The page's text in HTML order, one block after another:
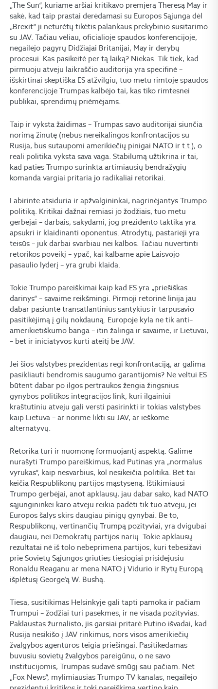
„The Sun“, kuriame aršiai kritikavo premjerą Theresą May ir
sakė, kad taip prastai derėdamasi su Europos Sąjunga dėl
„Brexit“ ji neturėtų tikėtis palankaus prekybinio susitarimo
su JAV. Tačiau vėliau, oficialioje spaudos konferencijoje,
negailėjo pagyrų Didžiajai Britanijai, May ir derybų
procesui. Kas pasikeitė per tą laiką? Niekas. Tik tiek, kad
pirmuoju atveju laikraščio auditorija yra specifinė –
išskirtinai skeptiška ES atžvilgiu; tuo metu rimtoje spaudos
konferencijoje Trumpas kalbėjo tai, kas tiko rimtesnei
publikai, sprendimų priėmėjams.
Taip ir vyksta žaidimas – Trumpas savo auditorijai siunčia
norimą žinutę (nebus nereikalingos konfrontacijos su
Rusija, bus sutaupomi amerikiečių pinigai NATO ir t.t.), o
reali politika vyksta sava vaga. Stabilumą užtikrina ir tai,
kad paties Trumpo surinkta artimiausių bendražygių
komanda vargiai pritaria jo radikaliai retorikai.
Labirinte atsiduria ir apžvalgininkai, nagrinėjantys Trumpo
politiką. Kritikai dažnai remiasi jo žodžiais, tuo metu
gerbėjai – darbais, sakydami, jog prezidento taktika yra
apsukri ir klaidinanti oponentus. Atrodytų, pastarieji yra
teisūs – juk darbai svarbiau nei kalbos. Tačiau nuvertinti
retorikos poveikį – ypač, kai kalbame apie Laisvojo
pasaulio lyderį – yra grubi klaida.
Tokie Trumpo pareiškimai kaip kad ES yra „priešiškas
darinys“ – savaime reikšmingi. Pirmoji retorinė linija jau
dabar pasiuntė transatlantinius santykius ir tarpusavio
pasitikėjimą į gilų nokdauną. Europoje kyla ne tik anti–
amerikietiškumo banga – itin žalinga ir savaime, ir Lietuvai,
– bet ir iniciatyvos kurti ateitį be JAV.
Jei šios valstybės prezidentas regi konfrontaciją, ar galima
pasikliauti bendromis saugumo garantijomis? Ne veltui ES
būtent dabar po ilgos pertraukos žengia žingsnius
gynybos politikos integracijos link, kuri ilgainiui
kraštutiniu atveju gali versti pasirinkti ir tokias valstybes
kaip Lietuva – ar norime likti su JAV, ar ieškome
alternatyvų.
Retorika turi ir nuomonę formuojantį aspektą. Galime
nurašyti Trumpo pareiškimus, kad Putinas yra „normalus
vyrukas“, kaip nesvarbius, kol nesikeičia politika. Bet tai
keičia Respublikonų partijos mąstyseną. Ištikimiausi
Trumpo gerbėjai, anot apklausų, jau dabar sako, kad NATO
sąjungininkei karo atveju reikia padėti tik tuo atveju, jei
Europos šalys skirs daugiau pinigų gynybai. Be to,
Respublikonų, vertinančių Trumpą pozityviai, yra dvigubai
daugiau, nei Demokratų partijos narių. Tokie apklausų
rezultatai nė iš tolo nebeprimena partijos, kuri tebesižavi
prie Sovietų Sąjungos griūties tiesiogiai prisidėjusiu
Ronaldu Reaganu ar mena NATO į Vidurio ir Rytų Europą
išplėtusį George‘ą W. Bushą.
Tiesa, susitikimas Helsinkyje gali tapti pamoka ir pačiam
Trumpui – žodžiai turi pasekmes, ir ne visada pozityvias.
Paklaustas žurnalisto, jis garsiai pritarė Putino išvadai, kad
Rusija nesikišo į JAV rinkimus, nors visos amerikiečių
žvalgybos agentūros teigia priešingai. Pasitikėdamas
buvusiu sovietų žvalgybos pareigūnu, o ne savo
institucijomis, Trumpas sudavė smūgį sau pačiam. Net
„Fox News“, mylimiausias Trumpo TV kanalas, negailėjo